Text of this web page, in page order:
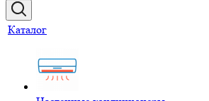
Каталог